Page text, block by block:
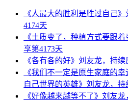
《人最大的胜利是胜过自己
4174天
《土质变了，种植方式要跟
享第4173天
《各有各的好》刘友龙，持
《我们不一定是原生家庭的
自己世界的英雄》刘友龙，持
《好像越来越等不了》刘友